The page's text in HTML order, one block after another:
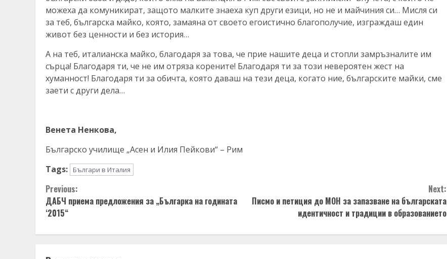
можеха да комуникират, защото малките знаеха куп други езици, но не и майчиния си… Мисля си
за теб, българска майко, която, замаяна от своето егоистично благополучие, изграждаш един
живот без ценности и без история…
А на теб, италианска майко, благодаря за това, че прие нашите деца и стопли замръзналите им
сърца! Благодаря ти, че не им отряза корените! Благодаря ти за този невероятен жест на
хуманност! Благодаря ти за обичта, която даваш на тези деца, когато ние, българските майки, сме
заети с други дела…
Венета Ненкова,
Българско училище „Асен и Илия Пейкови“ – Рим
Tags:
Българи в Италия
Continue
Reading
Previous:
ДАБЧ приема предложения за „Българка на годината
‘2015“
Next:
Писмо и петиция до МОН за запазване на българската
идентичност и традиции в образованието